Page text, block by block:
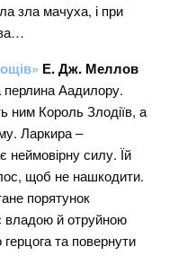
зла мачуха, і при
Е. Дж. Меллов
перлина Аадилору.
ним Король Злодіїв, а
Ларкира –
неймовірну силу. Їй
щоб не нашкодити.
порятунок
владою й отруйною
та повернути